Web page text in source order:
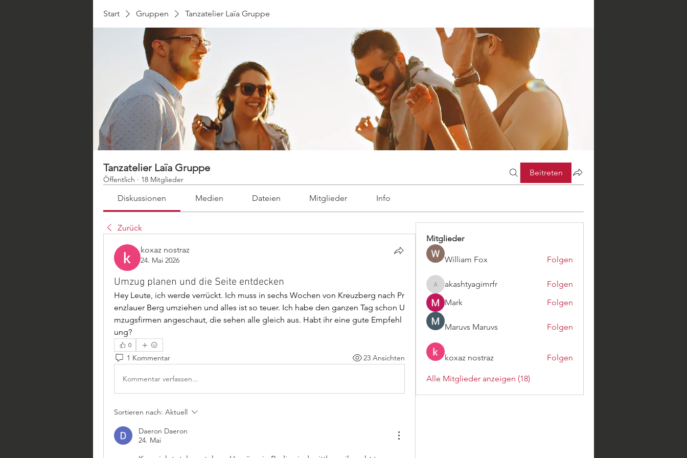
Start Gruppen Tanzatelier Laïa Gruppe
Tanzatelier Laïa Gruppe
Öffentlich · 18 Mitglieder
Beitreten
Diskussionen Medien Dateien Mitglieder Info
Zurück
koxaz nostraz
24. Mai 2026
Umzug planen und die Seite entdecken
Hey Leute, ich werde verrückt. Ich muss in sechs Wochen von Kreuzberg nach Pr
enzlauer Berg umziehen und alles ist so teuer. Ich habe den ganzen Tag schon U
mzugsfirmen angeschaut, die sehen alle gleich aus. Habt ihr eine gute Empfehl
ung?
0
1 Kommentar 23 Ansichten
Kommentar verfassen...
Sortieren nach: Aktuell
Daeron Daeron
24. Mai
Mitglieder
William Fox Folgen
akashtyagimrfr
akashtyagimrfr
Folgen
Mark
Folgen
Maruvs Maruvs Folgen
koxaz nostraz Folgen
Alle Mitglieder anzeigen (18)